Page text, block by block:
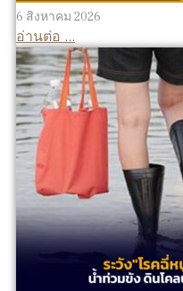
6 สิงหาคม 2026
อ่านต่อ ...